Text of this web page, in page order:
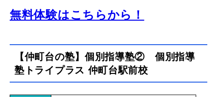
無料体験はこちらから！
【仲町台の塾】個別指導塾② 個別指導
塾トライプラス 仲町台駅前校